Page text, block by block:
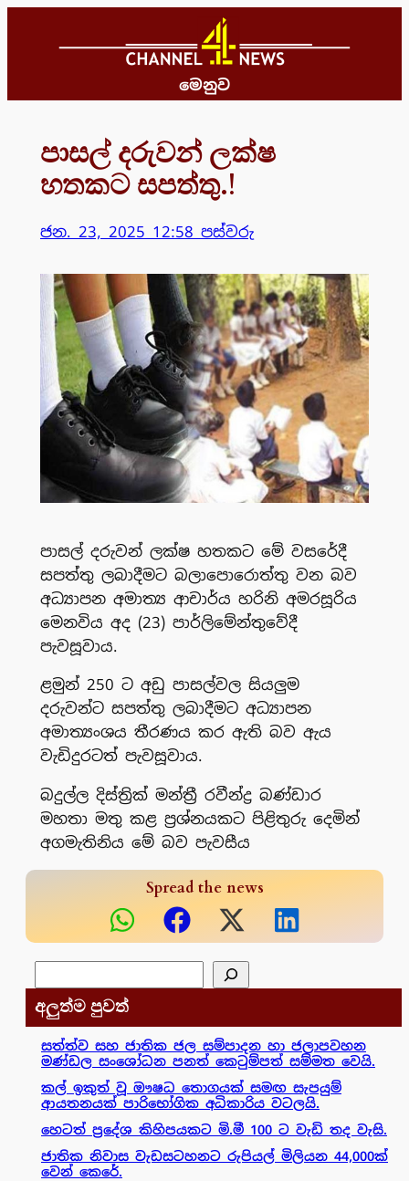
මෙනුව
පාසල් දරුවන් ලක්ෂ
හතකට සපත්තු.!
ජන. 23, 2025 12:58 පස්වරු
පාසල් දරුවන් ලක්ෂ හතකට මේ වසරේදී
සපත්තු ලබාදීමට බලාපොරොත්තු වන බව
අධ්‍යාපන අමාත්‍ය ආචාර්ය හරිනි අමරසූරිය
මෙනවිය අද (23) පාර්ලිමේන්තුවේදී
පැවසූවාය.
ළමුන් 250 ට අඩු පාසල්වල සියලුම
දරුවන්ට සපත්තු ලබාදීමට අධ්‍යාපන
අමාත්‍යංශය තීරණය කර ඇති බව ඇය
වැඩිදුරටත් පැවසූවාය.
බදුල්ල දිස්ත්‍රික් මන්ත්‍රී රවීන්ද්‍ර බණ්ඩාර
මහතා මතු කළ ප්‍රශ්නයකට පිළිතුරු දෙමින්
අගමැතිනිය මේ බව පැවසීය
Spread the news
අලුත්ම පුවත්
සත්ත්ව සහ ජාතික ජල සම්පාදන හා ජලාපවහන
මණ්ඩල සංශෝධන පනත් කෙටුම්පත් සම්මත වෙයි.
කල් ඉකුත් වූ ඖෂධ තොගයක් සමඟ සැපයුම්
ආයතනයක් පාරිභෝගික අධිකාරිය වටලයි.
හෙටත් ප්‍රදේශ කිහිපයකට මි.මී 100 ට වැඩි තද වැසි.
ජාතික නිවාස වැඩසටහනට රුපියල් මිලියන 44,000ක්
වෙන් කෙරේ.